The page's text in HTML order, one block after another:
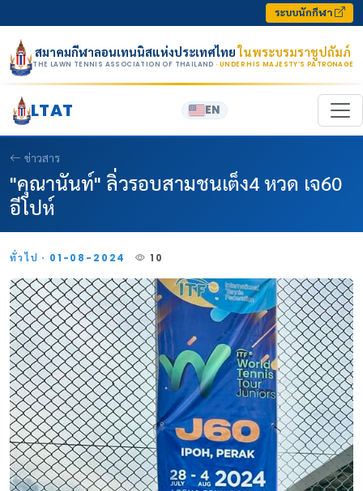
ระบบนักกีฬา
สมาคมกีฬาลอนเทนนิสแห่งประเทศไทยในพระบรมราชูปถัมภ์
THE LAWN TENNIS ASSOCIATION OF THAILAND · UNDER HIS MAJESTY’S PATRONAGE
LTAT EN
ข่าวสาร
"คุณานันท์" ลิ่วรอบสามชนเต็ง4 หวด เจ60
อีโปห์
ทั่วไป · 01-08-2024 10